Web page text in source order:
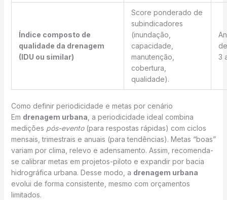
Índice composto de
qualidade da drenagem
(IDU ou similar)
Score ponderado de
subindicadores
(inundação,
capacidade,
manutenção,
cobertura,
qualidade).
3
Como definir periodicidade e metas por cenário
Em drenagem urbana , a periodicidade ideal combina
medições pós-evento(para respostas rápidas) com ciclos
mensais, trimestrais e anuais (para tendências). Metas “boas”
variam por clima, relevo e adensamento. Assim, recomenda-
se calibrar metas em projetos-piloto e expandir por bacia
hidrográfica urbana. Desse modo, a drenagem urbana
evolui de forma consistente, mesmo com orçamentos
limitados.